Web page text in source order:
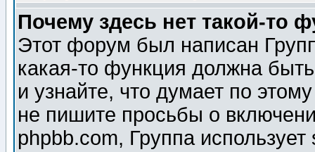
Почему здесь нет такой-то
Этот форум был написан
какая-то функция должна
и узнайте, что думает по
не пишите просьбы о
phpbb.com, Группа